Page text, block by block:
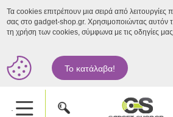
Τα cookies επιτρέπουν μια σειρά από λειτουργίες
σας στο gadget-shop.gr. Χρησιμοποιώντας αυτόν
τη χρήση των cookies, σύμφωνα με τις οδηγίες
Το κατάλαβα!
.